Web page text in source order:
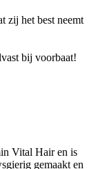
zij het best neemt
bij voorbaat!
Vital Hair en is
gemaakt en